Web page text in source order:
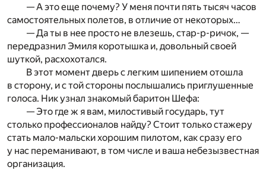
— А это еще почему? У меня почти пять тысяч часов
самостоятельных полетов, в отличие от некоторых…
— Да ты в нее просто не влезешь, стар-р-ричок, —
передразнил Эмиля коротышка и, довольный своей
шуткой, расхохотался.
В этот момент дверь с легким шипением отошла
в сторону, и с той стороны послышались приглушенные
голоса. Ник узнал знакомый баритон Шефа:
— Это где ж я вам, милостивый государь, тут
столько профессионалов найду? Стоит только стажеру
стать мало-мальски хорошим пилотом, как сразу его
у нас переманивают, в том числе и ваша небезызвестная
организация.